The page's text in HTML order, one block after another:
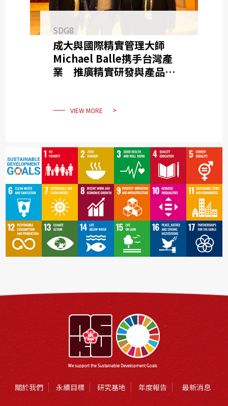
SDG8
成大與國際精實管理大師
Michael Balle携手台灣產
業 推廣精實研發與產品升級
VIEW MORE
關於我們 永續目標 研究基地 年度報告 最新消息